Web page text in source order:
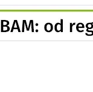
karcie